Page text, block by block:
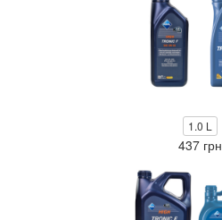
1.0 L
437 грн